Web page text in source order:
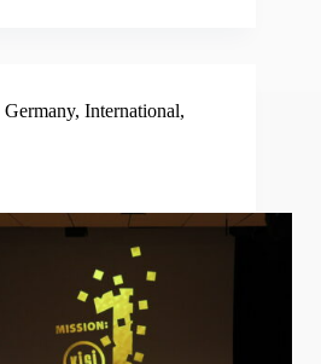
Germany, International,